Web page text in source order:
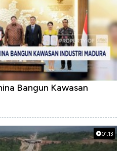
Bangun Kawasan
01:13